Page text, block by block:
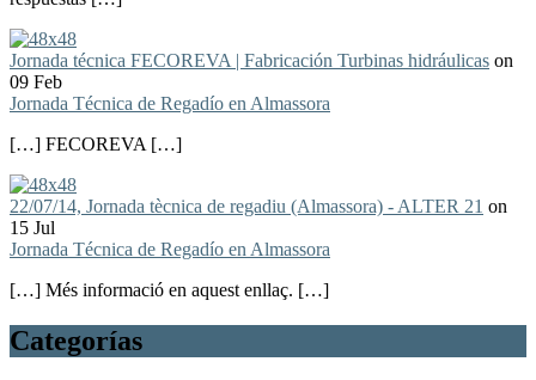
Jornada técnica FECOREVA | Fabricación Turbinas hidráulicas on
09 Feb
Jornada Técnica de Regadío en Almassora
[…] FECOREVA […]
22/07/14, Jornada tècnica de regadiu (Almassora) - ALTER 21 on
15 Jul
Jornada Técnica de Regadío en Almassora
[…] Més informació en aquest enllaç. […]
Categorías